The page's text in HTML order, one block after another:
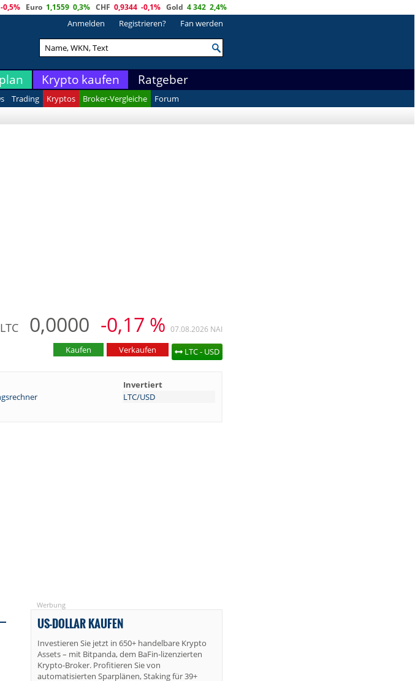
-0,5% Euro 1,1559 0,3% CHF 0,9344 -0,1% Gold 4 342 2,4%
Anmelden Registrieren? Fan werden
Krypto kaufen Ratgeber
Trading Kryptos Broker-Vergleiche
Forum
LTC 0,0000 -0,17 % 07.08.2026 NAI
LTC - USD
Kaufen Verkaufen
Invertiert
LTC/USD
Werbung
US-DOLLAR KAUFEN
Investieren Sie jetzt in 650+ handelbare Krypto
Assets – mit Bitpanda, dem BaFin-lizenzierten
Krypto-Broker. Profitieren Sie von
automatisierten Sparplänen, Staking für 39+